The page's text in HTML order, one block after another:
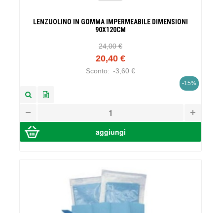
LENZUOLINO IN GOMMA IMPERMEABILE DIMENSIONI
90X120CM
24,00 €
20,40 €
Sconto: -3,60 €
-15%